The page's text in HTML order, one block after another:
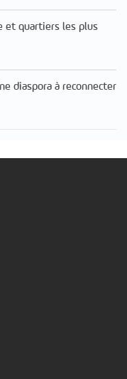
et quartiers les plus
diaspora à reconnecter